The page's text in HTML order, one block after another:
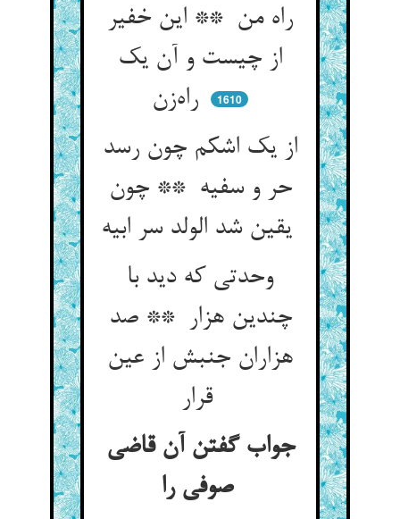
راه من ** این خفیر
از چیست و آن یک
1610
از یک اشکم چون رسد
حر و سفیه ** چون
وحدتی که دید با
چندین هزار ** صد
هزاران جنبش از عین
قرار
جواب گفتن آن قاضی
صوفی را